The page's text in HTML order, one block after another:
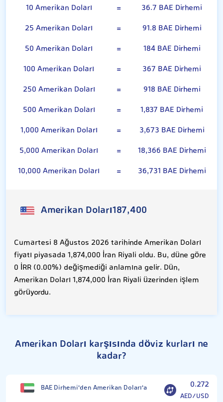
10 Amerikan Doları =
36.7 BAE Dirhemi
25 Amerikan Doları
=
91.8 BAE Dirhemi
50 Amerikan Doları
=
184 BAE Dirhemi
100 Amerikan Doları
=
367 BAE Dirhemi
250 Amerikan Doları
=
918 BAE Dirhemi
500 Amerikan Doları
=
1,837 BAE Dirhemi
1,000 Amerikan Doları
=
3,673 BAE Dirhemi
5,000 Amerikan Doları
=
18,366 BAE Dirhemi
10,000 Amerikan Doları
= 36,731 BAE Dirhemi
Amerikan Doları187,400
Cumartesi 8 Ağustos 2026 tarihinde Amerikan Doları
fiyatı piyasada 1,874,000 İran Riyali oldu. Bu, düne göre
0 İRR (0.00%) değişmediği anlamına gelir. Dün,
Amerikan Doları 1,874,000 İran Riyali üzerinden işlem
görüyordu.
Amerikan Doları karşısında döviz kurları ne
kadar?
BAE Dirhemi'den Amerikan Doları'a 0.272
AED/USD